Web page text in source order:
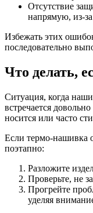
Отсутствие
напрямую, из-
Избежать этих
последовательно
Что делать,
Ситуация, когда
встречается
носится или часто
Если термо-нашивка
поэтапно:
Разложите
Проверьте, не
Прогрейте
уделяя